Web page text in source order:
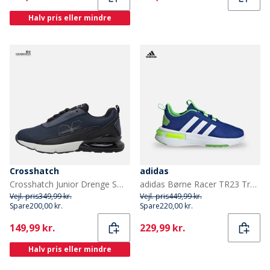
Halv pris eller mindre
Crosshatch
Crosshatch Junior Drenge Smitlay II sneakers Navy/Sort
Vejl. pris349,99 kr.
Spare200,00 kr.
Current
149,99 kr.
Halv pris eller mindre
adidas
adidas Børne Racer TR23 Træningssko Royal Blue/Footwear White/Lucid Lime
Vejl. pris449,99 kr.
Spare220,00 kr.
Current
229,99 kr.